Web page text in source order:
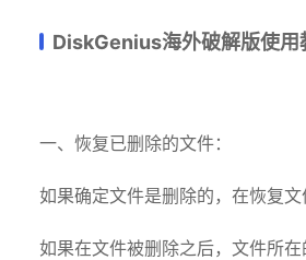
DiskGenius海外破解版使用
一、恢复已删除的文件：
如果确定文件是删除的，在恢复文
如果在文件被删除之后，文件所